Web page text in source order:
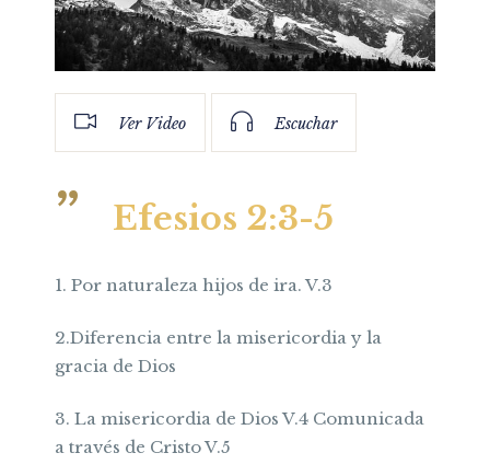
Ver Video Escuchar
Efesios 2:3-5
1. Por naturaleza hijos de ira. V.3
2.Diferencia entre la misericordia y la
gracia de Dios
3. La misericordia de Dios V.4 Comunicada
a través de Cristo V.5